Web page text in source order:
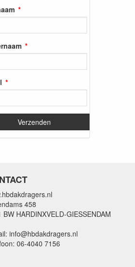
458
BW HARDINXVELD-GIESSENDAM
info@hbdakdragers.nl
06-4040 7156